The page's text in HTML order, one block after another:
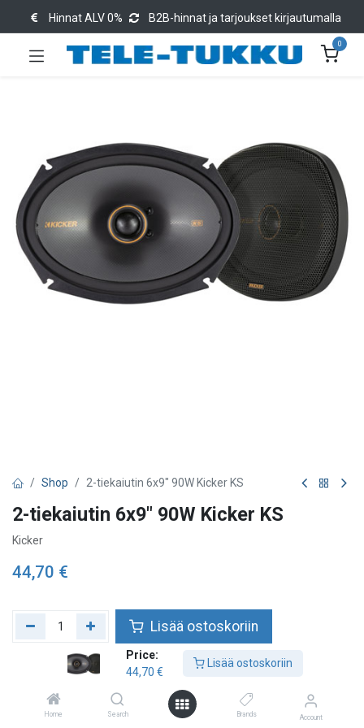
Price:
44,70 €
Lisää ostoskoriin
Home Search Brands Account
Hinnat ALV 0% B2B-hinnat ja tarjoukset kirjautumalla
0
Shop 2-tiekaiutin 6x9" 90W Kicker KS
2-tiekaiutin 6x9" 90W Kicker KS
Kicker
44,70 €
Lisää ostoskoriin
Lisää toivelistalle